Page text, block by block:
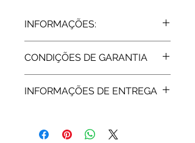
INFORMAÇÕES:
Medalha: 20 x 20 mm
Peso: 0.8 grs
CONDIÇÕES DE GARANTIA
do Ouro estão abrangidos pela
marcas. Após a extinção da garantia
INFORMAÇÕES DE ENTREGA